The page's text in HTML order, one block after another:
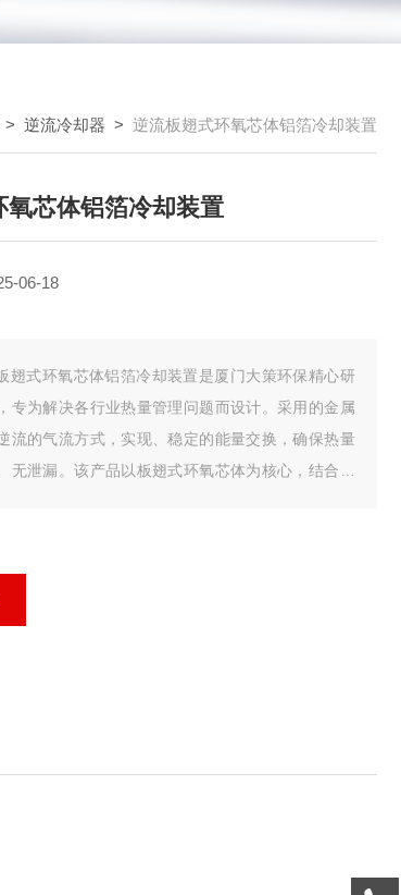
> 逆流冷却器 > 逆流板翅式环氧芯体铝箔冷却装置
氧芯体铝箔冷却装置
06-18
翅式环氧芯体铝箔冷却装置是厦门大策环保精心研
专为解决各行业热量管理问题而设计。采用的金属
流的气流方式，实现、稳定的能量交换，确保热量
无泄漏。该产品以板翅式环氧芯体为核心，结合铝